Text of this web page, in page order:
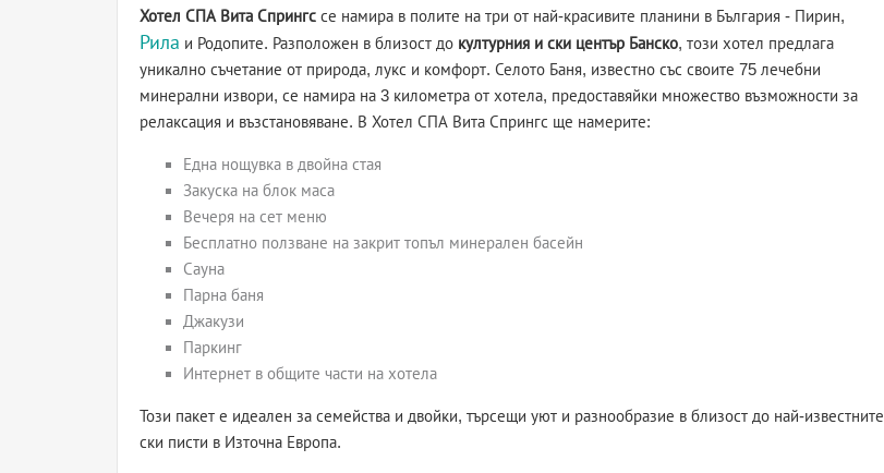
Хотел СПА Вита Спрингс се намира в полите на три от най-красивите планини в България - Пирин,
Рила и Родопите. Разположен в близост до културния и ски център Банско, този хотел предлага
уникално съчетание от природа, лукс и комфорт. Селото Баня, известно със своите 75 лечебни
минерални извори, се намира на 3 километра от хотела, предоставяйки множество възможности за
релаксация и възстановяване. В Хотел СПА Вита Спрингс ще намерите:
Една нощувка в двойна стая
Закуска на блок маса
Вечеря на сет меню
Бесплатно ползване на закрит топъл минерален басейн
Сауна
Парна баня
Джакузи
Паркинг
Интернет в общите части на хотела
Този пакет е идеален за семейства и двойки, търсещи уют и разнообразие в близост до най-известните
ски писти в Източна Европа.